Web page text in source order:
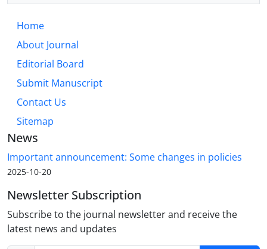
Home
About Journal
Editorial Board
Submit Manuscript
Contact Us
Sitemap
News
Important announcement: Some changes in policies
2025-10-20
Newsletter Subscription
Subscribe to the journal newsletter and receive the
latest news and updates